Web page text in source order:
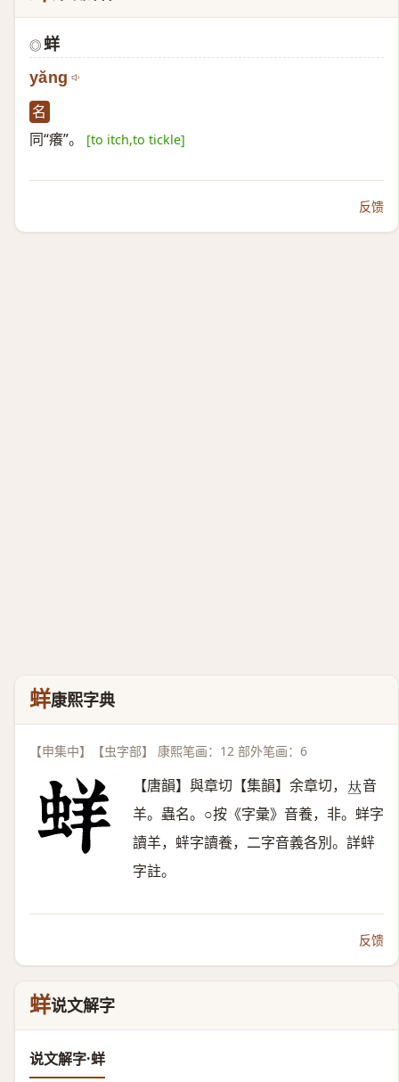
◎ 蛘
yăng
名
同“癢”。 [to itch,to tickle]
反馈
蛘康熙字典
【申集中】【虫字部】 康熙笔画：12 部外笔画：6
【唐韻】與章切【集韻】余章切， 𠀤音
羊。蟲名。○按《字彙》音養，非。蛘字
讀羊，䖹字讀養，二字音義各別。詳䖹
字註。
反馈
蛘说文解字
说文解字·蛘